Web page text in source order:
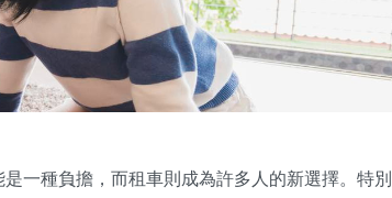
一種負擔，而租車則成為許多人的新選擇。特別